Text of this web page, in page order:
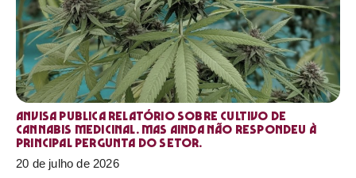
Anvisa publica relatório sobre cultivo de
Cannabis medicinal. Mas ainda não respondeu à
principal pergunta do setor.
20 de julho de 2026